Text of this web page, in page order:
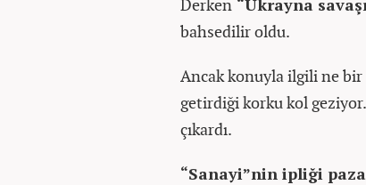
Derken “Ukrayna
bahsedilir oldu.
Ancak konuyla ilgili ne
getirdiği korku kol
çıkardı.
“Sanayi”nin ipliği